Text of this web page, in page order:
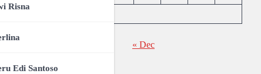
Risna
Edi Santoso
« Dec